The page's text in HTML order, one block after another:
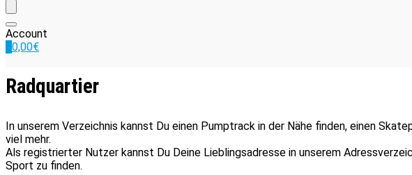
Account
0,00€
Radquartier
In unserem Verzeichnis kannst Du einen Pumptrack in der Nähe finden, einen
viel mehr.
Als registrierter Nutzer kannst Du Deine Lieblingsadresse in unserem
Sport zu finden.